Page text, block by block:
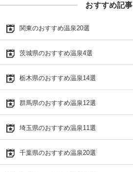
おすすめ記事
関東のおすすめ温泉20選
茨城県のおすすめ温泉4選
栃木県のおすすめ温泉14選
群馬県のおすすめ温泉12選
埼玉県のおすすめ温泉11選
千葉県のおすすめ温泉20選